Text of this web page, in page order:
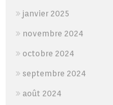
janvier 2025
novembre 2024
octobre 2024
septembre 2024
août 2024